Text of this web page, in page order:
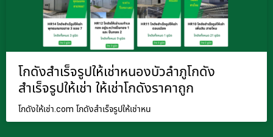
โกดังสำเร็จรูปให้เช่าหนองบัวลำภูโกดัง
สำเร็จรูปให้เช่า ให้เช่าโกดังราคาถูก
โกดังให้เช่า.com โกดังสำเร็จรูปให้เช่าหน